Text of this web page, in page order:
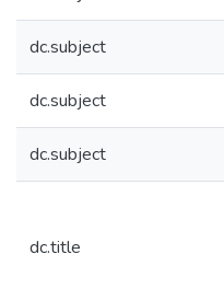
dc.subject
dc.subject
dc.subject
dc.title